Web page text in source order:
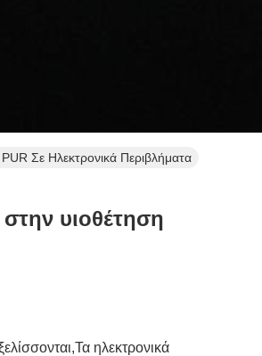
Σε Ηλεκτρονικά Περιβλήματα
υιοθέτηση
ηλεκτρονικά